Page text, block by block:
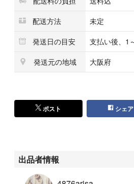
配送方法
未定
発送日の目安
支払い後、1
発送元の地域
大阪府
ポスト シェア
出品者情報